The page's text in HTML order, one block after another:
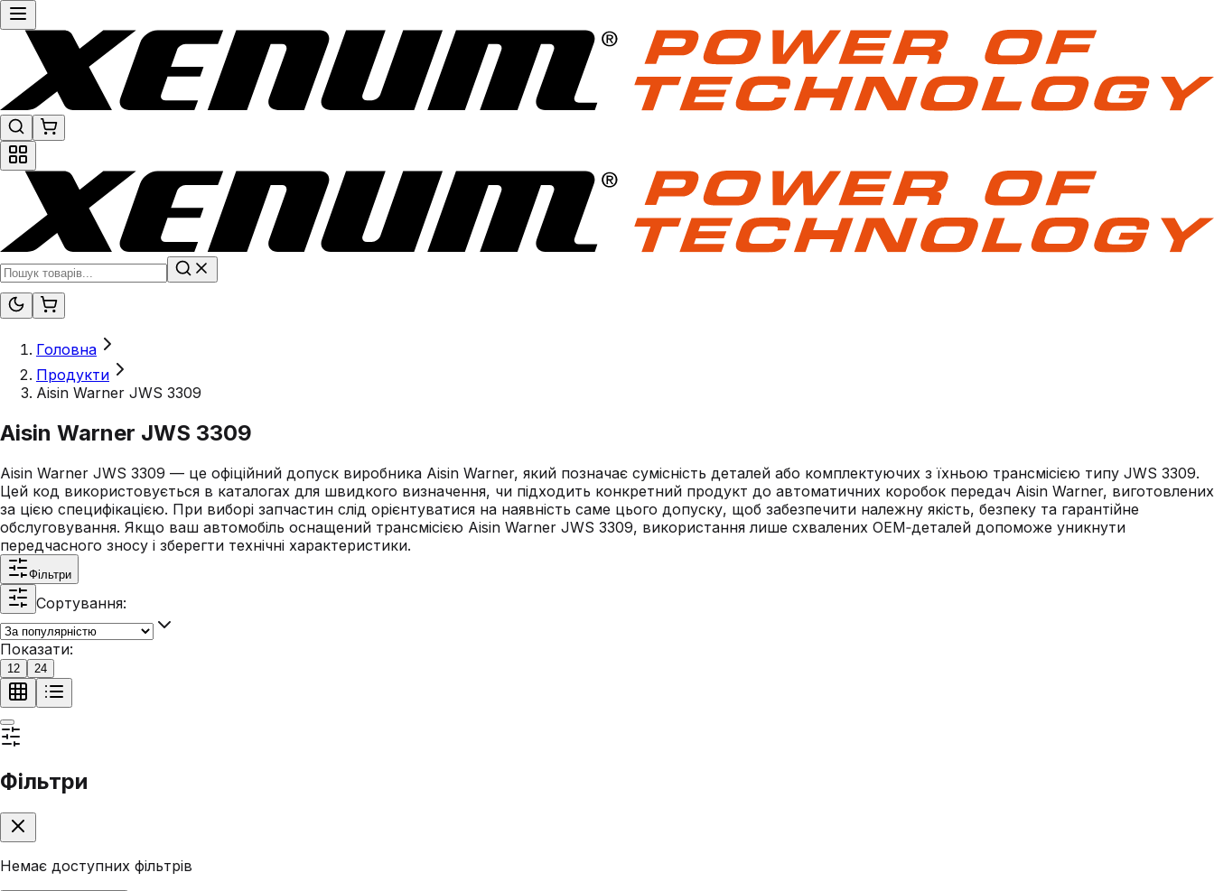
Головна
Продукти
Aisin Warner JWS 3309
Aisin Warner JWS 3309
Aisin Warner JWS 3309 — це офіційний допуск виробника Aisin Warner, який позначає сумісність деталей або комплектуючих з їхньою трансмісією типу JWS 3309.
Цей код використовується в каталогах для швидкого визначення, чи підходить конкретний продукт до автоматичних коробок передач Aisin Warner, виготовлених
за цією специфікацією. При виборі запчастин слід орієнтуватися на наявність саме цього допуску, щоб забезпечити належну якість, безпеку та гарантійне
обслуговування. Якщо ваш автомобіль оснащений трансмісією Aisin Warner JWS 3309, використання лише схвалених OEM‑деталей допоможе уникнути
передчасного зносу і зберегти технічні характеристики.
Фільтри
Сортування:
Показати:
12 24
Фільтри
Немає доступних фільтрів